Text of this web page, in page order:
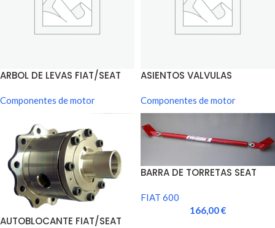
ARBOL DE LEVAS FIAT/SEAT
Componentes de motor
ASIENTOS VALVULAS
Componentes de motor
AUTOBLOCANTE FIAT/SEAT
BARRA DE TORRETAS SEAT
FIAT 600
166,00€